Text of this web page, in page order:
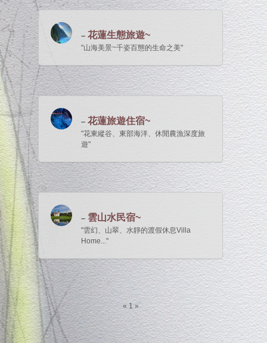
花蓮生態旅遊~
山海美景~千姿百態的生命之美
花蓮旅遊住宿~
花東縱谷、東部海洋、休閒農漁深度旅
遊
雲山水民宿~
雲幻、山翠、水靜的渡假休息Villa
Home...
« 1 »